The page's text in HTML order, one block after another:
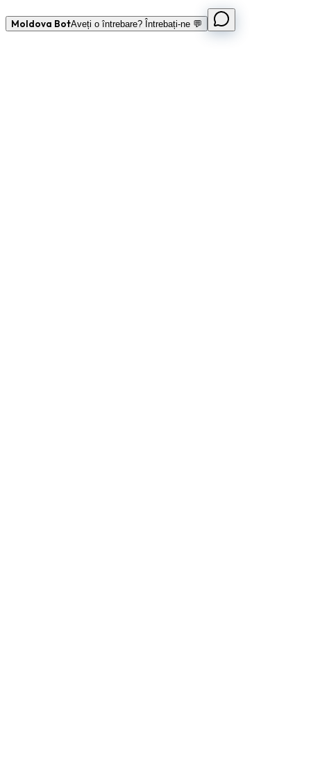
Moldova BotAveți o întrebare? Întrebați-ne 💬